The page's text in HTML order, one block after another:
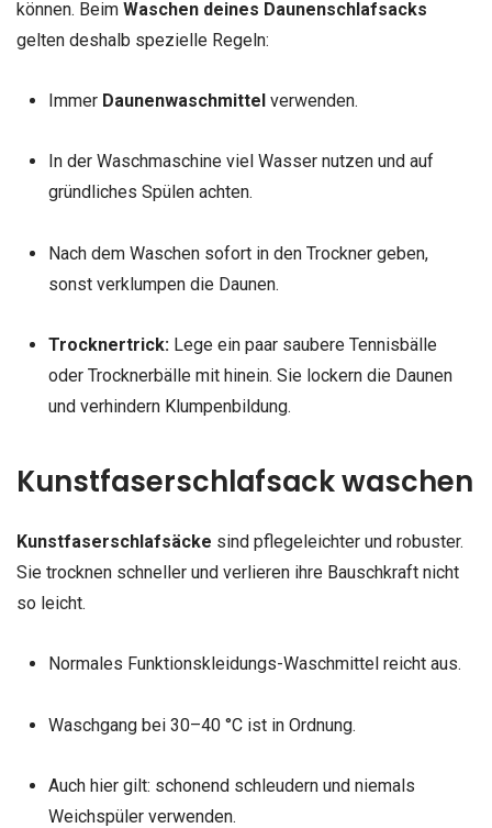
können. Beim Waschen deines Daunenschlafsacks
gelten deshalb spezielle Regeln:
Immer Daunenwaschmittelverwenden.
In der Waschmaschine viel Wasser nutzen und auf
gründliches Spülen achten.
Nach dem Waschen sofort in den Trockner geben,
sonst verklumpen die Daunen.
Trocknertrick:Lege ein paar saubere Tennisbälle
oder Trocknerbälle mit hinein. Sie lockern die Daunen
und verhindern Klumpenbildung.
Kunstfaserschlafsack waschen
Kunstfaserschlafsäcke sind pflegeleichter und robuster.
Sie trocknen schneller und verlieren ihre Bauschkraft nicht
so leicht.
Normales Funktionskleidungs-Waschmittel reicht aus.
Waschgang bei 30–40 °C ist in Ordnung.
Auch hier gilt: schonend schleudern und niemals
Weichspüler verwenden.